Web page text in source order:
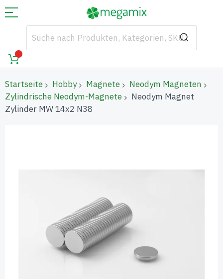
Startseite Hobby Magnete
Neodym Magneten
Zylindrische Neodym-Magnete
Neodym Magnet
Zylinder MW 14x2 N38